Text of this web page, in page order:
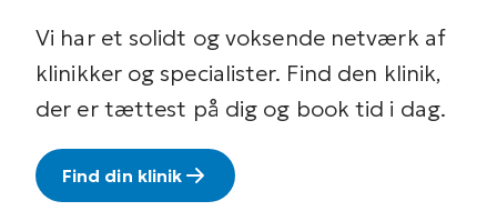
Vi har et solidt og voksende netværk af
klinikker og specialister. Find den klinik,
der er tættest på dig og book tid i dag.
Find din klinik